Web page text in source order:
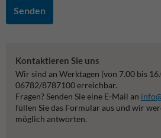
Senden
Kontaktieren Sie uns
Wir sind an Werktagen (von 7.00 bis
06782/8787100 erreichbar.
Fragen? Senden Sie eine E-Mail an
füllen Sie das Formular aus und wir
möglich antworten.